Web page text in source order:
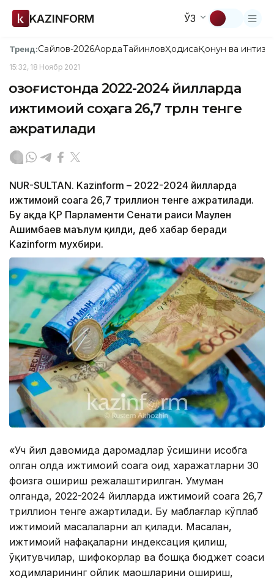
KAZINFORM ЎЗ
Тренд:Сайлов-2026АқордаТайинловҲодисаҚонун ва
15:32, 18 Ноябр 2021
Қозоғистонда 2022-2024 йилларда
ижтимоий соҳага 26,7 трлн тенге
ажратилади
NUR-SULTAN. Kazinform – 2022-2024 йилларда
ижтимоий соҳага 26,7 триллион тенге ажратилади.
Бу ҳақда ҚР Парламенти Сенати раиси Маулен
Ашимбаев маълум қилди, деб хабар беради
Kazinform мухбири.
«Уч йил давомида даромадлар ўсишини ҳисобга
олган ҳолда ижтимоий соҳага оид харажатларни 30
фоизга ошириш режалаштирилган. Умуман
олганда, 2022-2024 йилларда ижтимоий соҳага 26,7
триллион тенге ажартилади. Бу маблағлар кўплаб
ижтимоий масалаларни ҳал қилади. Масалан,
ижтимоий нафақаларни индексация қилиш,
ўқитувчилар, шифокорлар ва бошқа бюджет соҳаси
ходимларининг ойлик маошларини ошириш,